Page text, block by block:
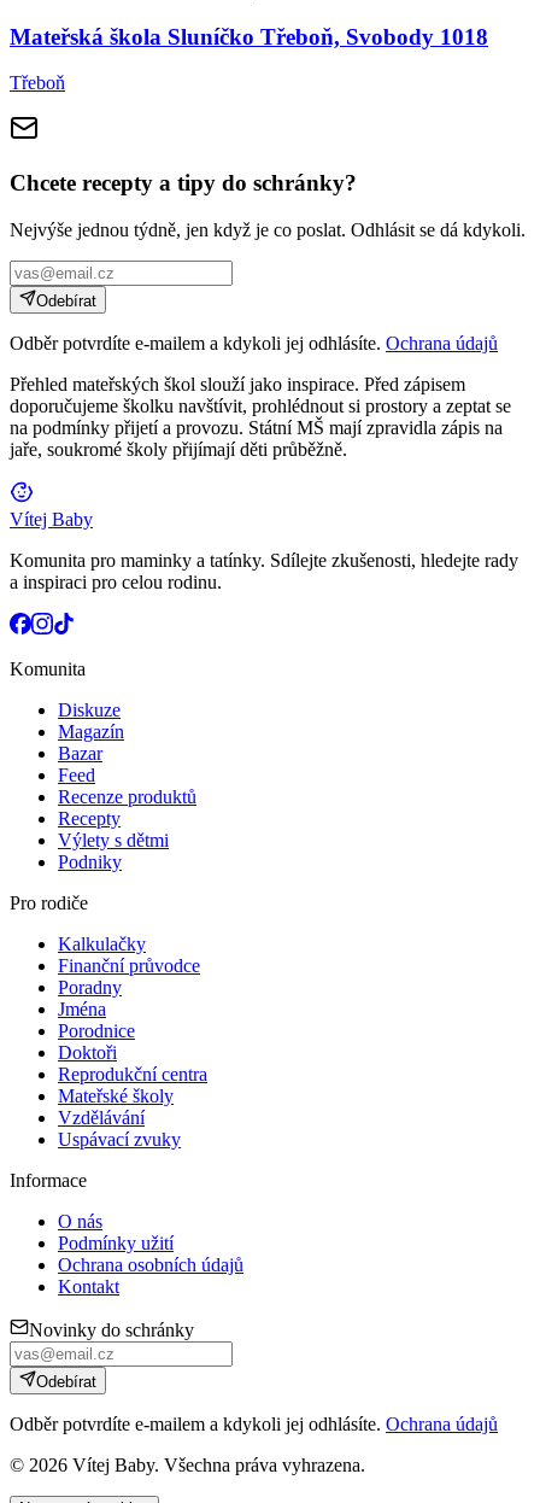
Mateřská škola Sluníčko Třeboň, Svobody 1018
Třeboň
Chcete recepty a tipy do schránky?
Nejvýše jednou týdně, jen když je co poslat. Odhlásit se dá kdykoli.
Odebírat
Odběr potvrdíte e-mailem a kdykoli jej odhlásíte. Ochrana údajů
Přehled mateřských škol slouží jako inspirace. Před zápisem
doporučujeme školku navštívit, prohlédnout si prostory a zeptat se
na podmínky přijetí a provozu. Státní MŠ mají zpravidla zápis na
jaře, soukromé školy přijímají děti průběžně.
Vítej Baby
Komunita pro maminky a tatínky. Sdílejte zkušenosti, hledejte rady
a inspiraci pro celou rodinu.
Komunita
Diskuze
Magazín
Bazar
Feed
Recenze produktů
Recepty
Výlety s dětmi
Podniky
Pro rodiče
Kalkulačky
Finanční průvodce
Poradny
Jména
Porodnice
Doktoři
Reprodukční centra
Mateřské školy
Vzdělávání
Uspávací zvuky
Informace
O nás
Podmínky užití
Ochrana osobních údajů
Kontakt
Novinky do schránky
Odebírat
Odběr potvrdíte e-mailem a kdykoli jej odhlásíte. Ochrana údajů
© 2026 Vítej Baby. Všechna práva vyhrazena.